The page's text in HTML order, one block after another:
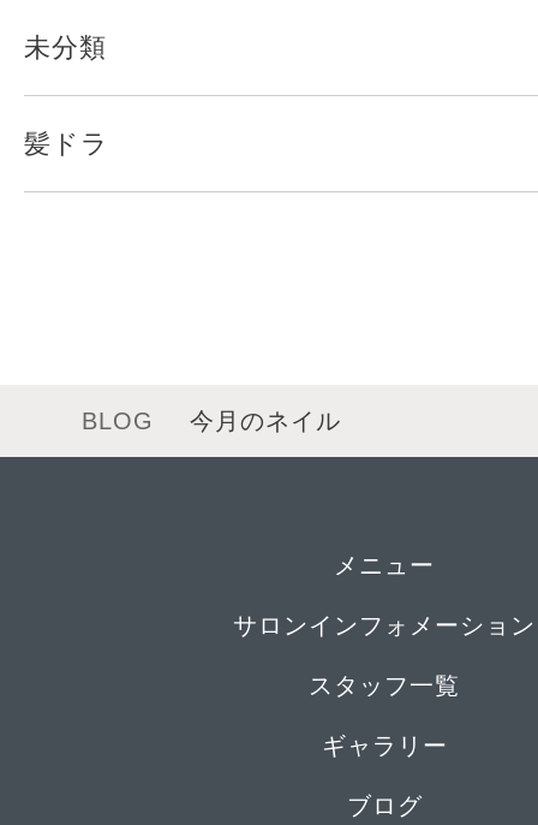
未分類
髪ドラ
BLOG 今月のネイル
メニュー
サロンインフォメーション
スタッフ一覧
ギャラリー
ブログ